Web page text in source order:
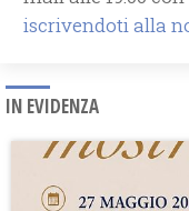
iscrivendoti alla
IN EVIDENZA